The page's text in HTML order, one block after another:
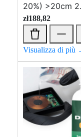
20%) >20cm
zł188,82
Visualizza di più